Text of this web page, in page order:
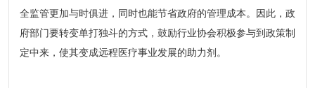
全监管更加与时俱进，同时也能节省政府的管理成本。因此，政
府部门要转变单打独斗的方式，鼓励行业协会积极参与到政策制
定中来，使其变成远程医疗事业发展的助力剂。